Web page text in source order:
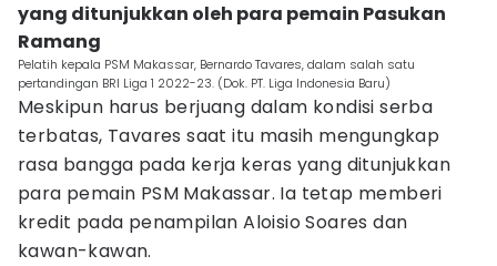
yang ditunjukkan oleh para pemain Pasukan
Ramang
Pelatih kepala PSM Makassar, Bernardo Tavares, dalam salah satu
pertandingan BRI Liga 1 2022-23. (Dok. PT. Liga Indonesia Baru)
Meskipun harus berjuang dalam kondisi serba
terbatas, Tavares saat itu masih mengungkap
rasa bangga pada kerja keras yang ditunjukkan
para pemain PSM Makassar. Ia tetap memberi
kredit pada penampilan Aloisio Soares dan
kawan-kawan.